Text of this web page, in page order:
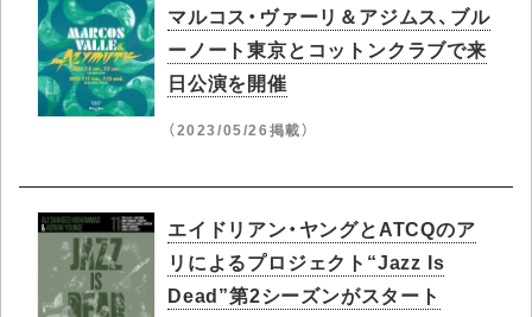
マルコス・ヴァーリ＆アジムス、ブル
ーノート東京とコットンクラブで来
日公演を開催
（2023/05/26掲載）
エイドリアン・ヤングとATCQのア
リによるプロジェクト“Jazz Is
Dead”第2シーズンがスタート